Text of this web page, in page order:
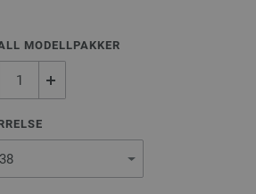
MODELLPAKKER